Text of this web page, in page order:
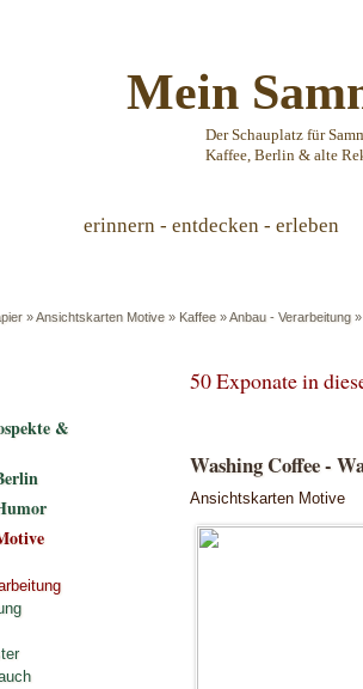
Mein
Der Schauplatz für
Kaffee, Berlin & alte
erinnern - entdecken - erleben
»Ansichtskarten Motive » Kaffee »Anbau - Verarbeitung
50 Exponate in
Washing Coffee -
Ansichtskarten Motive
&